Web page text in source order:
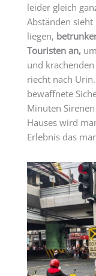
leider gleich
Abständen
liegen,
Touristen an,
und
riecht nach
bewaffnete
Minuten
Hauses wird
Erlebnis das